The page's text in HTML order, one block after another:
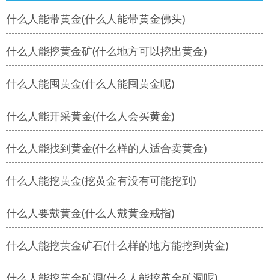
什么人能带黄金(什么人能带黄金佛头)
什么人能挖黄金矿(什么地方可以挖出黄金)
什么人能囤黄金(什么人能囤黄金呢)
什么人能开采黄金(什么人会买黄金)
什么人能找到黄金(什么样的人适合卖黄金)
什么人能挖黄金(挖黄金有没有可能挖到)
什么人要戴黄金(什么人戴黄金戒指)
什么人能挖黄金矿石(什么样的地方能挖到黄金)